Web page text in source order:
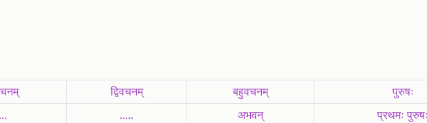
द्विवचनम् बहुवचनम्
पुरुषः
..... अभवन् प्रथमः